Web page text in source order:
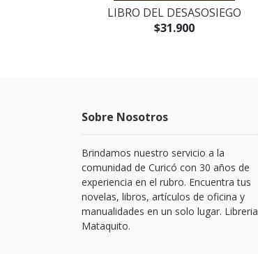
LIBRO DEL DESASOSIEGO
$31.900
Sobre Nosotros
Brindamos nuestro servicio a la
comunidad de Curicó con 30 años de
experiencia en el rubro. Encuentra tus
novelas, libros, artículos de oficina y
manualidades en un solo lugar. Libreria
Mataquito.